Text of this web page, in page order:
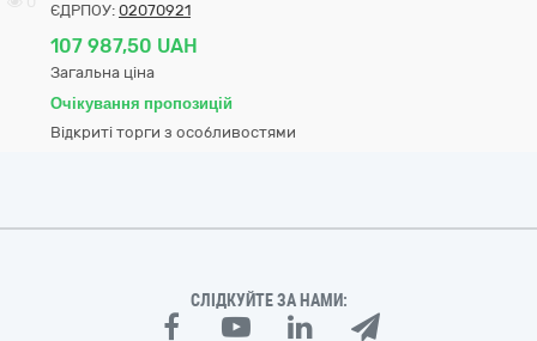
ЄДРПОУ: 02070921
107 987,50 UAH
Загальна ціна
Очікування пропозицій
Відкриті торги з особливостями
СЛІДКУЙТЕ ЗА НАМИ: